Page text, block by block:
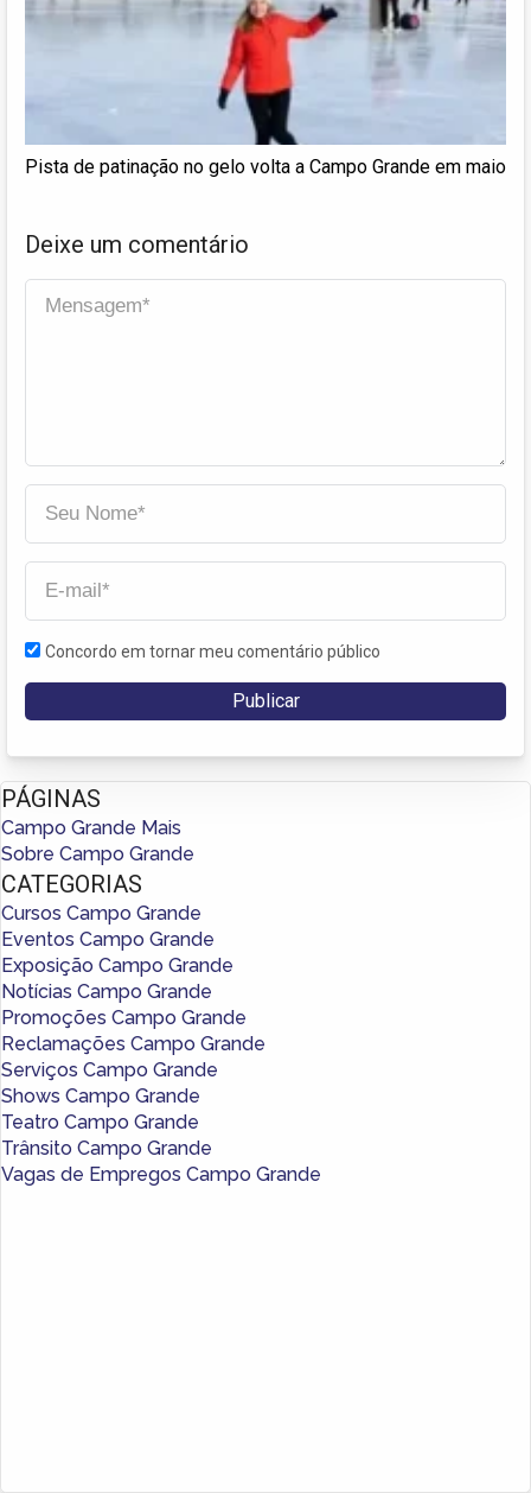
Pista de patinação no gelo volta a Campo Grande em maio
Deixe um comentário
Concordo em tornar meu comentário público
PÁGINAS
Campo Grande Mais
Sobre Campo Grande
CATEGORIAS
Cursos Campo Grande
Eventos Campo Grande
Exposição Campo Grande
Notícias Campo Grande
Promoções Campo Grande
Reclamações Campo Grande
Serviços Campo Grande
Shows Campo Grande
Teatro Campo Grande
Trânsito Campo Grande
Vagas de Empregos Campo Grande